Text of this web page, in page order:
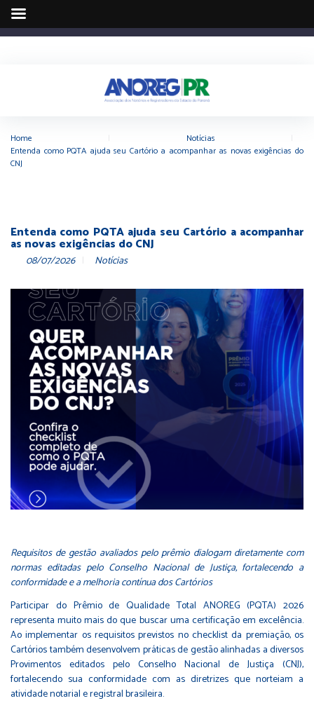
Home Notícias
Entenda como PQTA ajuda seu Cartório a acompanhar as novas exigências do
CNJ
Entenda como PQTA ajuda seu Cartório a acompanhar
as novas exigências do CNJ
08/07/2026 Notícias
Requisitos de gestão avaliados pelo prêmio dialogam diretamente com
normas editadas pelo Conselho Nacional de Justiça, fortalecendo a
conformidade e a melhoria contínua dos Cartórios
Participar do Prêmio de Qualidade Total ANOREG (PQTA) 2026
representa muito mais do que buscar uma certificação em excelência.
Ao implementar os requisitos previstos no checklist da premiação, os
Cartórios também desenvolvem práticas de gestão alinhadas a diversos
Provimentos editados pelo Conselho Nacional de Justiça (CNJ),
fortalecendo sua conformidade com as diretrizes que norteiam a
atividade notarial e registral brasileira.